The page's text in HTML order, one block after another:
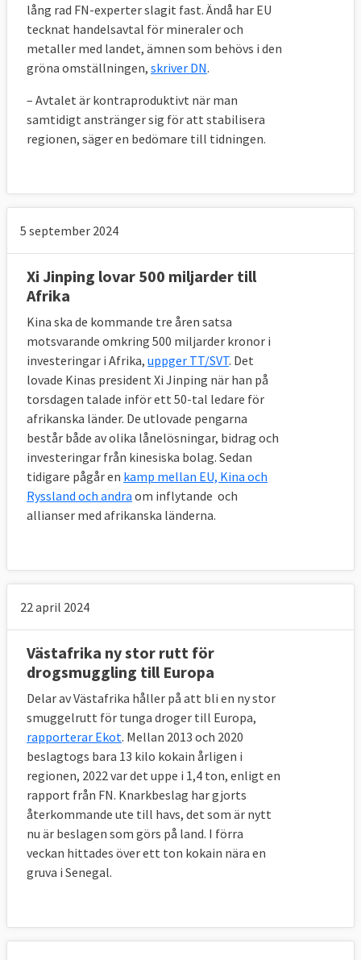
lång rad FN-experter slagit fast. Ändå har EU
tecknat handelsavtal för mineraler och
metaller med landet, ämnen som behövs i den
gröna omställningen, skriver DN.
– Avtalet är kontraproduktivt när man
samtidigt anstränger sig för att stabilisera
regionen, säger en bedömare till tidningen.
5 september 2024
Xi Jinping lovar 500 miljarder till
Afrika
Kina ska de kommande tre åren satsa
motsvarande omkring 500 miljarder kronor i
investeringar i Afrika, uppger TT/SVT. Det
lovade Kinas president Xi Jinping när han på
torsdagen talade inför ett 50-tal ledare för
afrikanska länder. De utlovade pengarna
består både av olika lånelösningar, bidrag och
investeringar från kinesiska bolag. Sedan
tidigare pågår en kamp mellan EU, Kina och
Ryssland och andra om inflytande och
allianser med afrikanska länderna.
22 april 2024
Västafrika ny stor rutt för
drogsmuggling till Europa
Delar av Västafrika håller på att bli en ny stor
smuggelrutt för tunga droger till Europa,
rapporterar Ekot. Mellan 2013 och 2020
beslagtogs bara 13 kilo kokain årligen i
regionen, 2022 var det uppe i 1,4 ton, enligt en
rapport från FN. Knarkbeslag har gjorts
återkommande ute till havs, det som är nytt
nu är beslagen som görs på land. I förra
veckan hittades över ett ton kokain nära en
gruva i Senegal.